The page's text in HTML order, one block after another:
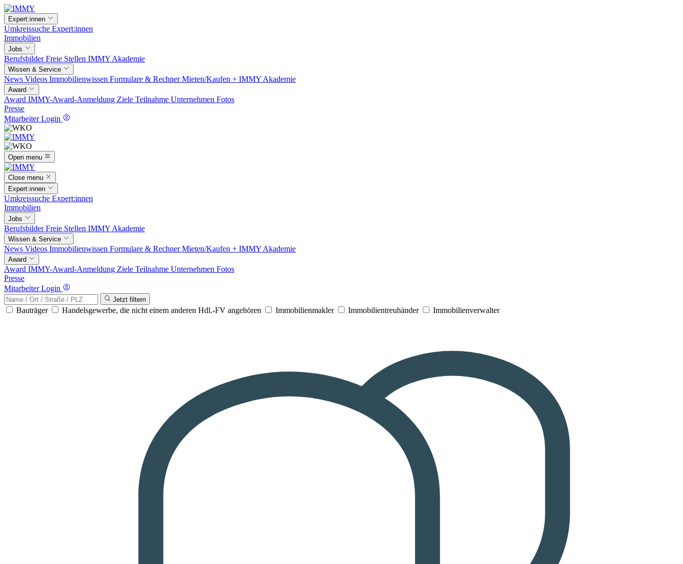
Expert:innen
Umkreissuche Expert:innen
Immobilien
Jobs
BerufsbilderFreie Stellen IMMY Akademie
Wissen & Service
News Videos Immobilienwissen Formulare & RechnerMieten/Kaufen + IMMY Akademie
Award
Award IMMY-Award-Anmeldung Ziele Teilnahme Unternehmen Fotos
Presse
Mitarbeiter Login
Open menu
Close menu
Expert:innen
Umkreissuche Expert:innen
Immobilien
Jobs
BerufsbilderFreie Stellen IMMY Akademie
Wissen & Service
News Videos Immobilienwissen Formulare & RechnerMieten/Kaufen + IMMY Akademie
Award
Award IMMY-Award-Anmeldung Ziele Teilnahme Unternehmen Fotos
Presse
Mitarbeiter Login
Jetzt filtern
Bauträger Handelsgewerbe, die nicht einem anderen Hdl.-FV angehören Immobilienmakler Immobilientreuhänder Immobilienverwalter